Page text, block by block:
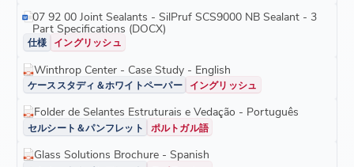
07 92 00 Joint Sealants - SilPruf SCS9000 NB Sealant - 3
Part Specifications (DOCX)
仕様 イングリッシュ
Winthrop Center - Case Study - English
ケーススタディ＆ホワイトペーパー イングリッシュ
Folder de Selantes Estruturais e Vedação - Português
セルシート＆パンフレット ポルトガル語
Glass Solutions Brochure - Spanish